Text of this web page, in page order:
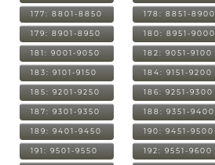
177: 8801-8850 178: 8851-8900
179: 8901-8950 180: 8951-9000
181: 9001-9050 182: 9051-9100
183: 9101-9150 184: 9151-9200
185: 9201-9250 186: 9251-9300
187: 9301-9350 188: 9351-9400
189: 9401-9450 190: 9451-9500
191: 9501-9550 192: 9551-9600